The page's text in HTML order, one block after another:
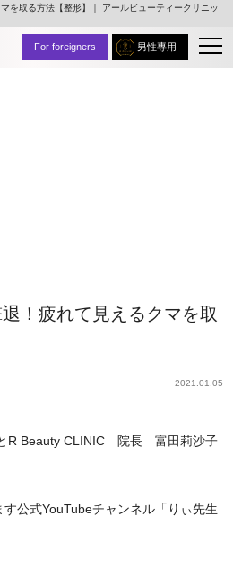
を取る方法【整形】｜ アールビューティークリニッ
男性専用
For foreigners
退！疲れて見えるクマを取
2021.01.05
R Beauty CLINIC 院長 富田莉沙子
公式YouTubeチャンネル「りぃ先生